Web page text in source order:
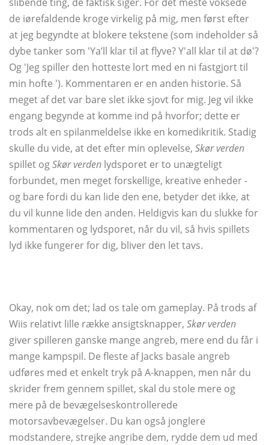
de iørefaldende kroge virkelig på mig, men først efter
at jeg begyndte at blokere tekstene (som indeholder så
dybe tanker som 'Ya’ll klar til at flyve? Y'all klar til at dø'?
Og 'Jeg spiller den hotteste lort med en ni fastgjort til
min hofte '). Kommentaren er en anden historie. Så
meget af det var bare slet ikke sjovt for mig. Jeg vil ikke
engang begynde at komme ind på hvorfor; dette er
trods alt en spilanmeldelse ikke en komedikritik. Stadig
skulle du vide, at det efter min oplevelse, Skør verden
spillet ogSkør verden lydsporet er to unægteligt
forbundet, men meget forskellige, kreative enheder -
og bare fordi du kan lide den ene, betyder det ikke, at
du vil kunne lide den anden. Heldigvis kan du slukke for
kommentaren og lydsporet, når du vil, så hvis spillets
lyd ikke fungerer for dig, bliver den let tavs.
Okay, nok om det; lad os tale om gameplay. På trods af
Wiis relativt lille række ansigtsknapper, Skør verden
giver spilleren ganske mange angreb, mere end du får i
mange kampspil. De fleste af Jacks basale angreb
udføres med et enkelt tryk på A-knappen, men når du
skrider frem gennem spillet, skal du stole mere og
mere på de bevægelseskontrollerede
motorsavbevægelser. Du kan også jonglere
modstandere, strejke angribe dem, rydde dem ud med